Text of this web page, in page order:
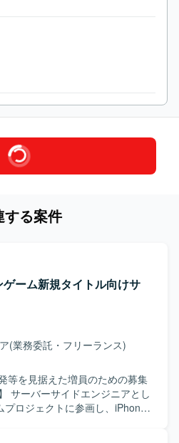
する案件
ゲーム新規タイトル向けサ
(業務委託・フリーランス)
等を見据えた増員のための募集
ロジェクトに参画し、iPhone /